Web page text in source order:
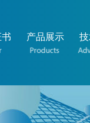
产品展示